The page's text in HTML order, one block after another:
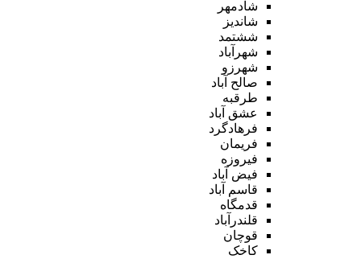
شادمهر
شاندیز
ششتمد
شهرآباد
شهرزو
صالح آباد
طرقبه
عشق آباد
فرهادگرد
فریمان
فیروزه
فیض آباد
قاسم آباد
قدمگاه
قلندرآباد
قوچان
کاخک